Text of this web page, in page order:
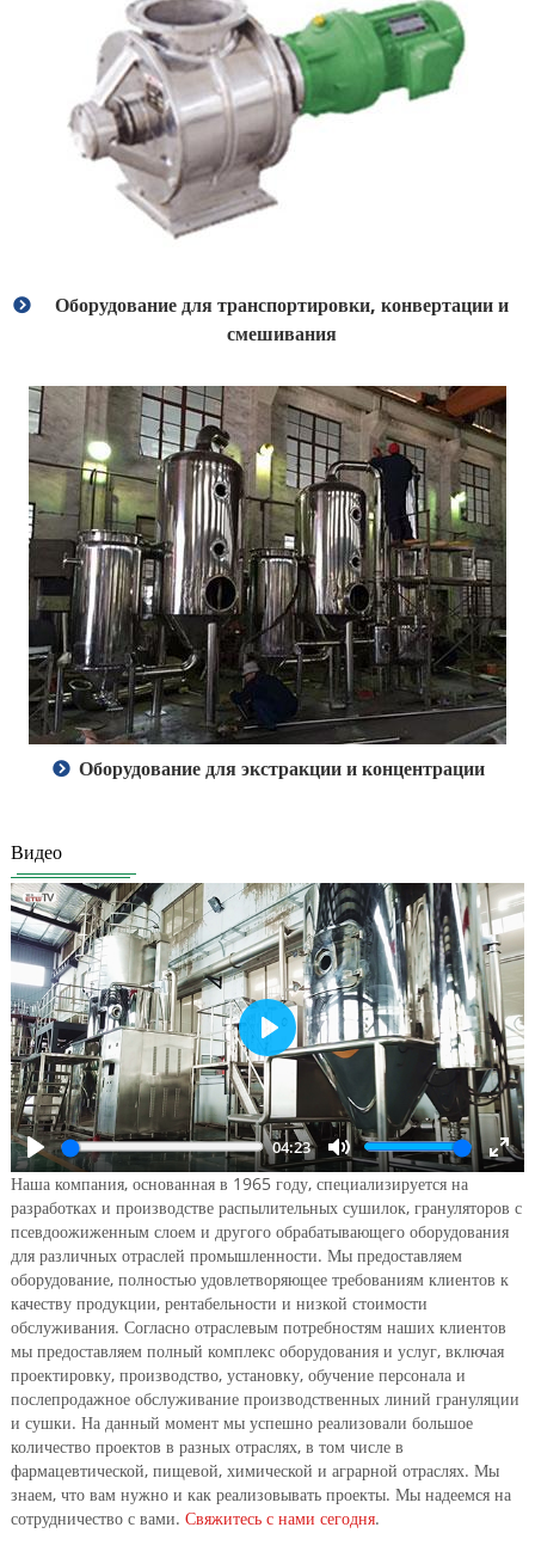
Оборудование для транспортировки, конвертации и
смешивания
Оборудование для экстракции и концентрации
Видео
Play
04:23
Mute
Play
Наша компания, основанная в 1965 году, специализируется на
разработках и производстве распылительных сушилок, грануляторов с
псевдоожиженным слоем и другого обрабатывающего оборудования
для различных отраслей промышленности. Мы предоставляем
оборудование, полностью удовлетворяющее требованиям клиентов к
качеству продукции, рентабельности и низкой стоимости
обслуживания. Согласно отраслевым потребностям наших клиентов
мы предоставляем полный комплекс оборудования и услуг, включая
проектировку, производство, установку, обучение персонала и
послепродажное обслуживание производственных линий грануляции
и сушки. На данный момент мы успешно реализовали большое
количество проектов в разных отраслях, в том числе в
фармацевтической, пищевой, химической и аграрной отраслях. Мы
знаем, что вам нужно и как реализовывать проекты. Мы надеемся на
сотрудничество с вами. Свяжитесь с нами сегодня.